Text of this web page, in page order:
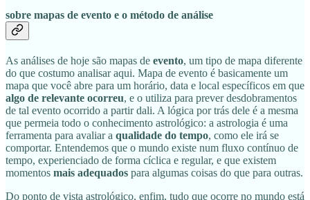
sobre mapas de evento e o método de análise
As análises de hoje são mapas de evento, um tipo de mapa diferente
do que costumo analisar aqui. Mapa de evento é basicamente um
mapa que você abre para um horário, data e local específicos em que
algo de relevante ocorreu, e o utiliza para prever desdobramentos
de tal evento ocorrido a partir dali. A lógica por trás dele é a mesma
que permeia todo o conhecimento astrológico: a astrologia é uma
ferramenta para avaliar a qualidade do tempo, como ele irá se
comportar. Entendemos que o mundo existe num fluxo contínuo de
tempo, experienciado de forma cíclica e regular, e que existem
momentos mais adequados para algumas coisas do que para outras.
Do ponto de vista astrológico, enfim, tudo que ocorre no mundo está